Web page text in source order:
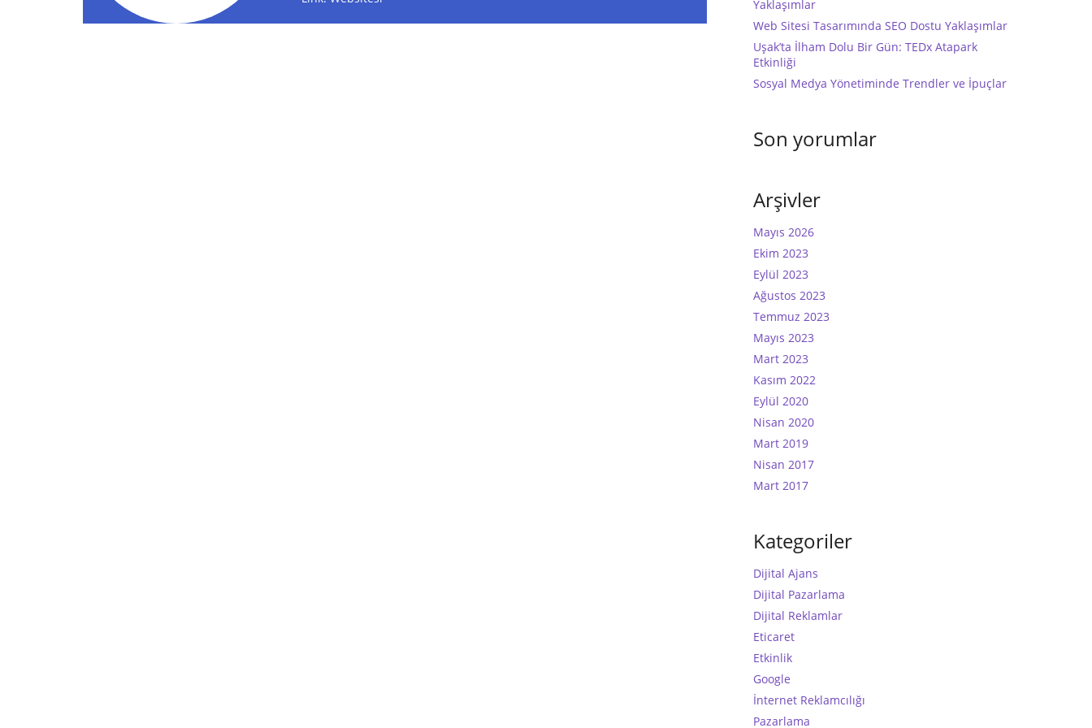
Yaklaşımlar
Web Sitesi Tasarımında SEO Dostu Yaklaşımlar
Uşak’ta İlham Dolu Bir Gün: TEDx Atapark
Etkinliği
Sosyal Medya Yönetiminde Trendler ve İpuçlar
Son yorumlar
Arşivler
Mayıs 2026
Ekim 2023
Eylül 2023
Ağustos 2023
Temmuz 2023
Mayıs 2023
Mart 2023
Kasım 2022
Eylül 2020
Nisan 2020
Mart 2019
Nisan 2017
Mart 2017
Kategoriler
Dijital Ajans
Dijital Pazarlama
Dijital Reklamlar
Eticaret
Etkinlik
Google
İnternet Reklamcılığı
Pazarlama